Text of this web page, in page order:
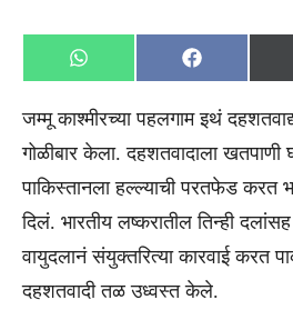
Share
on
WhatsApp
Share
on
Facebook
जम्मू काश्मीरच्या पहलगाम इथं
गोळीबार केला. दहशतवादाला खतपाणी
पाकिस्तानला हल्ल्याची परतफेड करत
दिलं. भारतीय लष्करातील तिन्ही
वायुदलानं संयुक्तरित्या कारवाई करत
दहशतवादी तळ उध्वस्त केले.